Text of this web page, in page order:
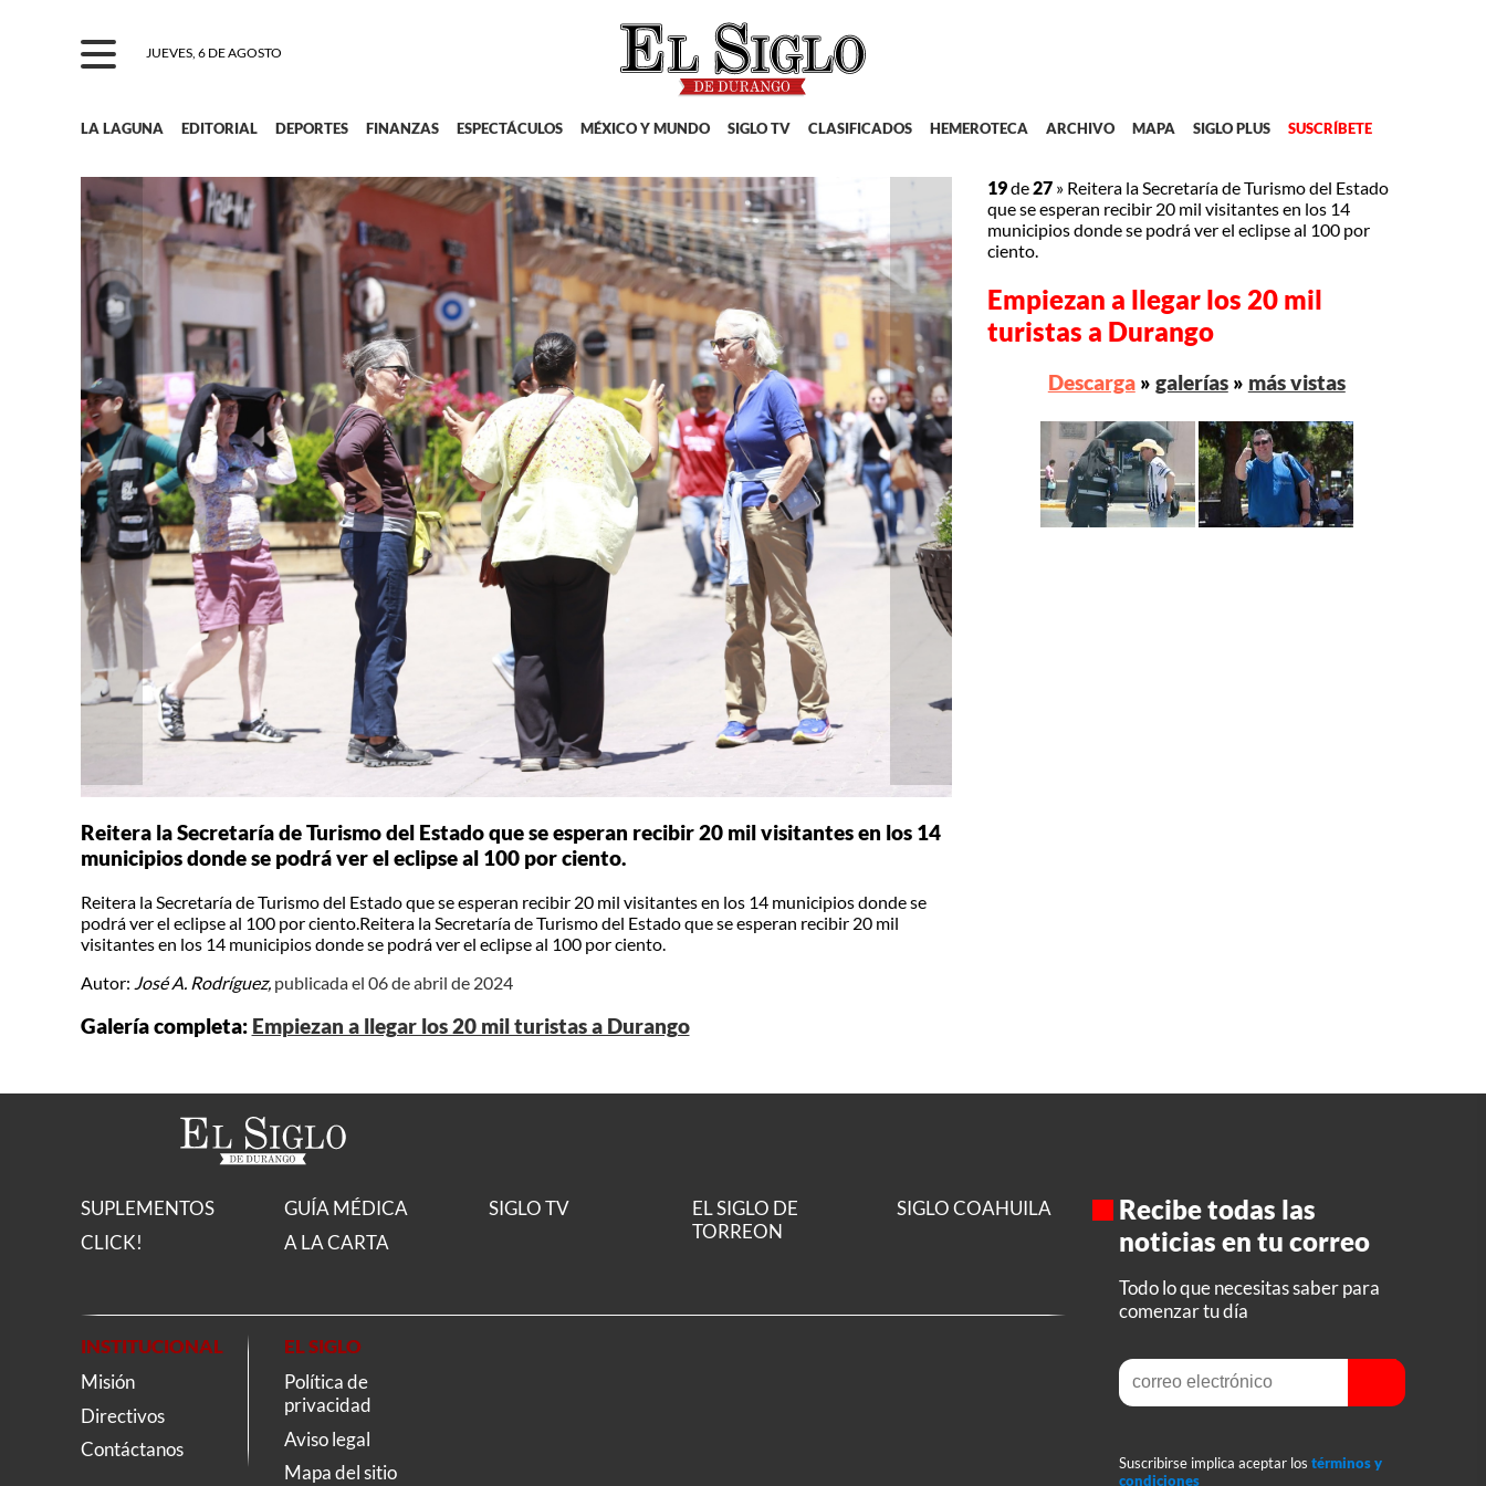
JUEVES, 6 DE AGOSTO
LA LAGUNA EDITORIAL DEPORTES FINANZAS ESPECTÁCULOS MÉXICO Y MUNDO SIGLO TV CLASIFICADOS HEMEROTECA ARCHIVO MAPA SIGLO PLUS SUSCRÍBETE
Reitera la Secretaría de Turismo del Estado que se esperan recibir 20 mil visitantes en los 14
municipios donde se podrá ver el eclipse al 100 por ciento.
Reitera la Secretaría de Turismo del Estado que se esperan recibir 20 mil visitantes en los 14 municipios donde se
podrá ver el eclipse al 100 por ciento.Reitera la Secretaría de Turismo del Estado que se esperan recibir 20 mil
visitantes en los 14 municipios donde se podrá ver el eclipse al 100 por ciento.
Autor: José A. Rodríguez, publicada el 06 de abril de 2024
Galería completa: Empiezan a llegar los 20 mil turistas a Durango
19de27 » Reitera la Secretaría de Turismo del Estado
que se esperan recibir 20 mil visitantes en los 14
municipios donde se podrá ver el eclipse al 100 por
ciento.
Empiezan a llegar los 20 mil
turistas a Durango
Descarga» galerías» más vistas
SUPLEMENTOS
CLICK!
GUÍA MÉDICA
A LA CARTA
SIGLO TV
EL SIGLO DE
TORREON
SIGLO COAHUILA
INSTITUCIONAL
Misión
Directivos
Contáctanos
EL SIGLO
Política de
privacidad
Aviso legal
Mapa del sitio
Recibe todas las
noticias en tu correo
Todo lo que necesitas saber para
comenzar tu día
Suscribirse implica aceptar los términos y
condiciones